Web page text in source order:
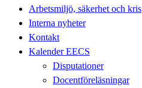
Arbetsmiljö, säkerhet och kris
Interna nyheter
Kontakt
Kalender EECS
Disputationer
Docentföreläsningar